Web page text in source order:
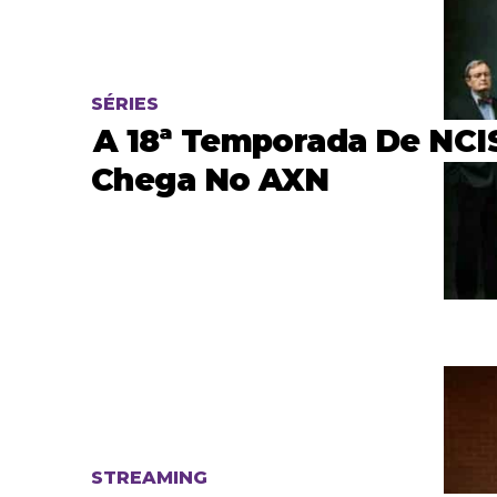
SÉRIES
A 18ª Temporada De
Chega No AXN
STREAMING